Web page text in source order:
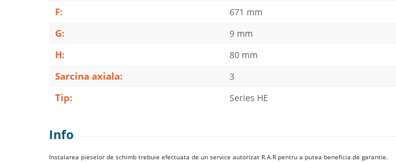
F: 671 mm
G: 9 mm
H: 80 mm
Sarcina axiala: 3
Tip: Series HE
Info
Instalarea pieselor de schimb trebuie efectuata de un service autorizat R.A.R pentru a putea beneficia de garantie.